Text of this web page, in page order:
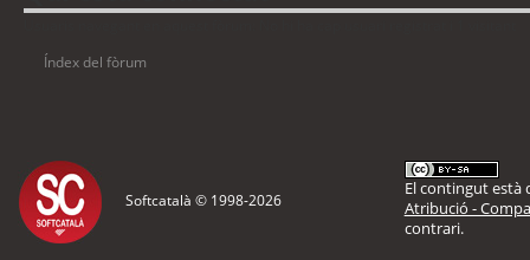
Índex del fòrum
Softcatalà © 1998-2026
El contingut està
Atribució -
contrari.